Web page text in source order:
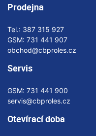
Prodejna
Tel.: 387 315 927
GSM: 731 441 907
obchod@cbproles.cz
Servis
GSM: 731 441 900
servis@cbproles.cz
Otevírací doba